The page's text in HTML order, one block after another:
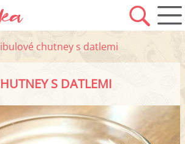
chutney s datlemi
S DATLEMI